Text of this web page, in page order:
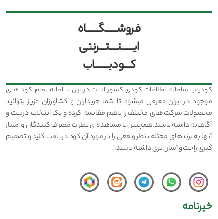
فروشــــــگــــــاه
ایــــــنــــتـــرنتی
کـــودیـــــــاب
کودیاب سامانه اطلاعات کودی کشور است.در این سامانه تمام کود های
موجود در ایران معرفی میشود تا شما خریداران و کشاورزان عزیز بتوانید
محصولات شرکت های مختلف را باهم مقایسه کرده و یک انتخاب درست و
آگاهانه داشته باشید.همچنین با مشاهده ی نظرات مصرف کنندگان و امتیاز
آنها به برندهای مختلف نظر واقعی را در مورد آن کود دریافت کنید و تصمیم
گیری راحت و آسان تری داشته باشید.
خبرنامه